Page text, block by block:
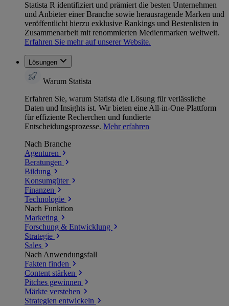
Statista R identifiziert und prämiert die besten Unternehmen
und Anbieter einer Branche sowie herausragende Marken und
veröffentlicht hierzu exklusive Rankings und Bestenlisten in
Zusammenarbeit mit renommierten Medienmarken weltweit.
Erfahren Sie mehr auf unserer Website.
Lösungen
Warum Statista
Erfahren Sie, warum Statista die Lösung für verlässliche
Daten und Insights ist. Wir bieten eine All-in-One-Plattform
für effiziente Recherchen und fundierte
Entscheidungsprozesse. Mehr erfahren
Nach Branche
Agenturen
Beratungen
Bildung
Konsumgüter
Finanzen
Technologie
Nach Funktion
Marketing
Forschung & Entwicklung
Strategie
Sales
Nach Anwendungsfall
Fakten finden
Content stärken
Pitches gewinnen
Märkte verstehen
Strategien entwickeln